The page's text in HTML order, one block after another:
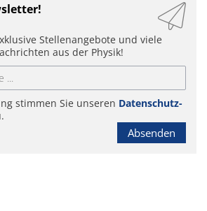
Stellenangebote und viele
aus der Physik!
stimmen Sie unseren Datenschutz-
Absenden